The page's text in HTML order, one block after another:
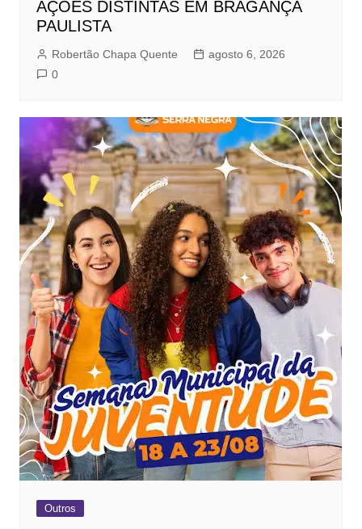
AÇÕES DISTINTAS EM BRAGANÇA
PAULISTA
Robertão Chapa Quente
agosto 6, 2026
0
Outros